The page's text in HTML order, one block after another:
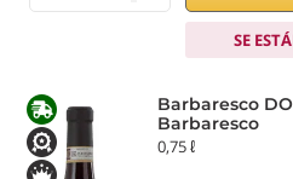
SE
Barbaresco
Barbaresco
0,75 ℓ